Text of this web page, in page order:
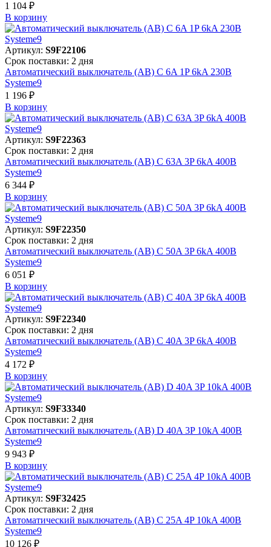
1 104 ₽
В корзинy
Артикул: S9F22106
Срок поставки: 2 дня
Автоматический выключатель (АВ) C 6A 1P 6kA 230В
Systeme9
1 196 ₽
В корзинy
Артикул: S9F22363
Срок поставки: 2 дня
Автоматический выключатель (АВ) C 63A 3P 6kA 400В
Systeme9
6 344 ₽
В корзинy
Артикул: S9F22350
Срок поставки: 2 дня
Автоматический выключатель (АВ) C 50A 3P 6kA 400В
Systeme9
6 051 ₽
В корзинy
Артикул: S9F22340
Срок поставки: 2 дня
Автоматический выключатель (АВ) C 40A 3P 6kA 400В
Systeme9
4 172 ₽
В корзинy
Артикул: S9F33340
Срок поставки: 2 дня
Автоматический выключатель (АВ) D 40A 3P 10kA 400В
Systeme9
9 943 ₽
В корзинy
Артикул: S9F32425
Срок поставки: 2 дня
Автоматический выключатель (АВ) C 25A 4P 10kA 400В
Systeme9
10 126 ₽